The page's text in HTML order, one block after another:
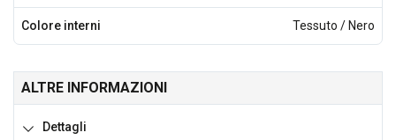
Colore interni Tessuto / Nero
ALTRE INFORMAZIONI
Dettagli